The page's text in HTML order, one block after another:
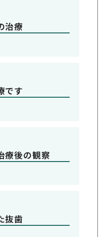
治療
です
療後の観察
抜歯